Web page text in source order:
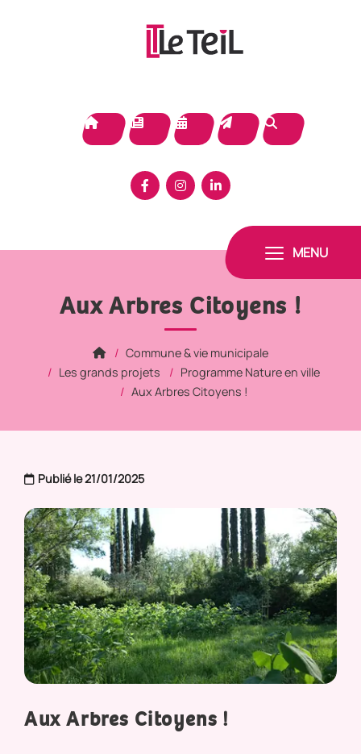
MENU
Aux Arbres Citoyens !
Commune & vie municipale
Les grands projets
Programme Nature en ville
Aux Arbres Citoyens !
Publié le 21/01/2025
Aux Arbres Citoyens !